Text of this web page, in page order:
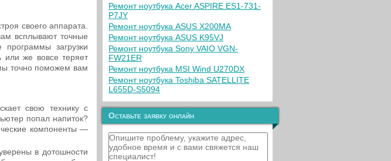
своего аппарата.
всплывают точные
загрузки
или же вовсе теряет
точно поможем вам
свою технику с
попал напиток?
компоненты —
в дотошности
Ремонт ноутбука Acer ASPIRE ES1-731-
P7JY
Ремонт ноутбука ASUS X200MA
Ремонт ноутбука ASUS K95VJ
Ремонт ноутбука Sony VAIO VGN-
FW21ER
Ремонт ноутбука MSI Wind U270DX
Ремонт ноутбука Toshiba SATELLITE
L655D-S5094
Оставьте заявку онлайн